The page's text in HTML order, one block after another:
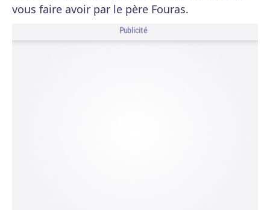
vous faire avoir par le père Fouras.
Publicité